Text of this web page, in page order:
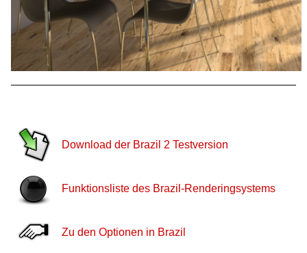
Download der Brazil 2 Testversion
Funktionsliste des Brazil-Renderingsystems
Zu den Optionen in Brazil